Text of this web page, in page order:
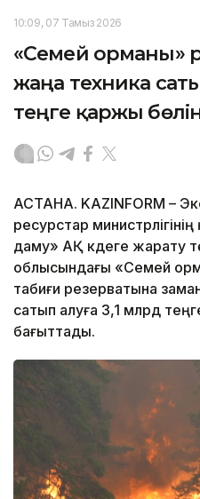
10:09, 07 Тамыз 2026
«Семей орманы»
жаңа техника
теңге қаржы
АСТАНА. KAZINFORM –
ресурстар
даму» АҚ кәдеге жарату
облысындағы «Семей
табиғи резерватына
сатып алуға 3,1 млрд
бағыттады.